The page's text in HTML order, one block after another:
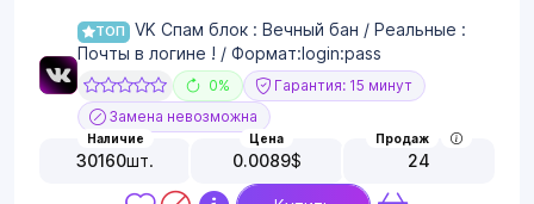
ТОП
VK Спам блок : Вечный бан / Реальные :
Почты в логине ! / Формат:login:pass
0%
Гарантия: 15 минут
Замена невозможна
Наличие
30160шт.
Цена
0.0089$
Продаж
24